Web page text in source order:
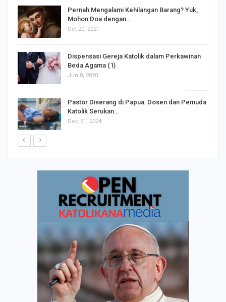
Pernah Mengalami Kehilangan Barang? Yuk,
Mohon Doa dengan…
Oct 20, 2021
Dispensasi Gereja Katolik dalam Perkawinan
Beda Agama (1)
Jun 8, 2020
Pastor Diserang di Papua: Dosen dan Pemuda
Katolik Serukan…
Dec 31, 2024